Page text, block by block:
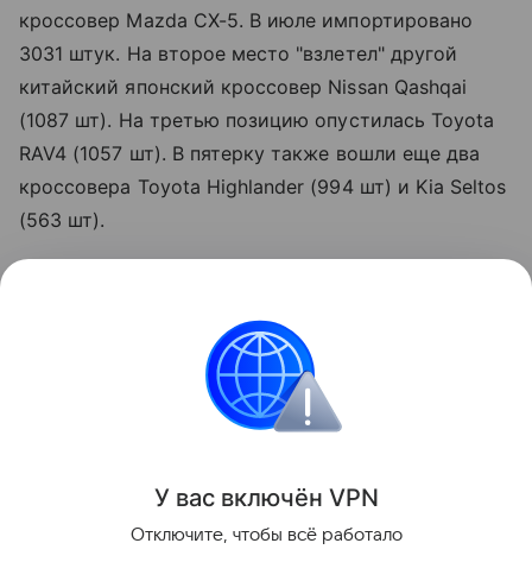
кроссовер Mazda CX-5. В июле импортировано
3031 штук. На второе место "взлетел" другой
китайский японский кроссовер Nissan Qashqai
(1087 шт). На третью позицию опустилась Toyota
RAV4 (1057 шт). В пятерку также вошли еще два
кроссовера Toyota Highlander (994 шт) и Kia Seltos
(563 шт).
альтернативном импорте - 71%. Доля автомобилей
мощностью до 160 л.с в альтернативе - 54,4%.
Остальные 46,6% помощнее будут, заключает
Поделиться
У вас включён VPN
Отключите, чтобы всё работало